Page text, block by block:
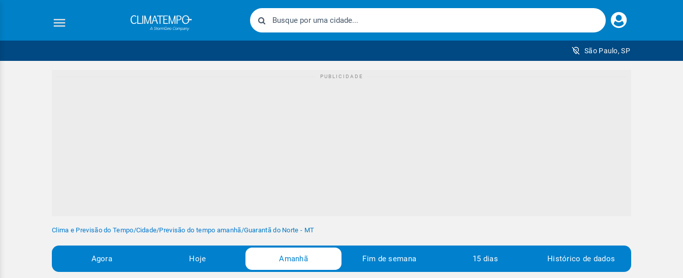
Faça
seu
São Paulo, SP
Clima e Previsão do Tempo/Cidade/Previsão do tempo amanhã/Guarantã do Norte - MT
Agora Hoje Amanhã Fim de semana 15 dias Histórico de dados